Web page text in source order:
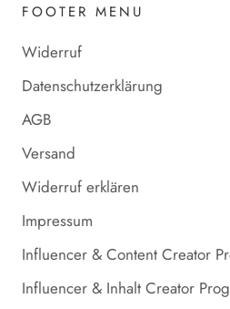
FOOTER MENU
Widerruf
Datenschutzerklärung
AGB
Versand
Widerruf erklären
Impressum
Influencer & Content Creator
Influencer & Inhalt Creator